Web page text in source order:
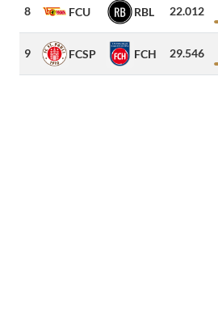
8 FCU RBL 22.012
9 FCSP FCH 29.546